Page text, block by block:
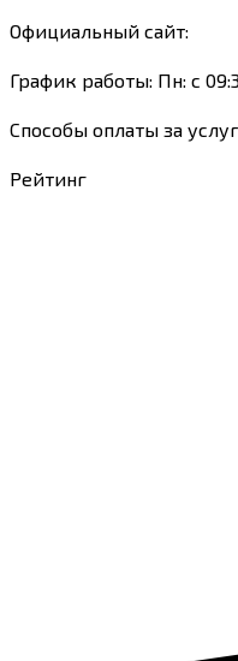
Официальный сайт:
График работы: Пн: с
Способы оплаты за
Рейтинг